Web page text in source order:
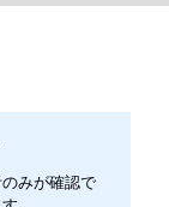
みが確認で